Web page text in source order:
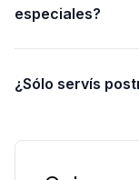
especiales?
¿Sólo servís